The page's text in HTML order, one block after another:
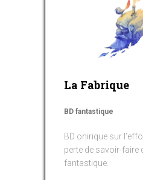
La Fabrique
BD fantastique
BD onirique sur
perte de savoir-faire
fantastique.